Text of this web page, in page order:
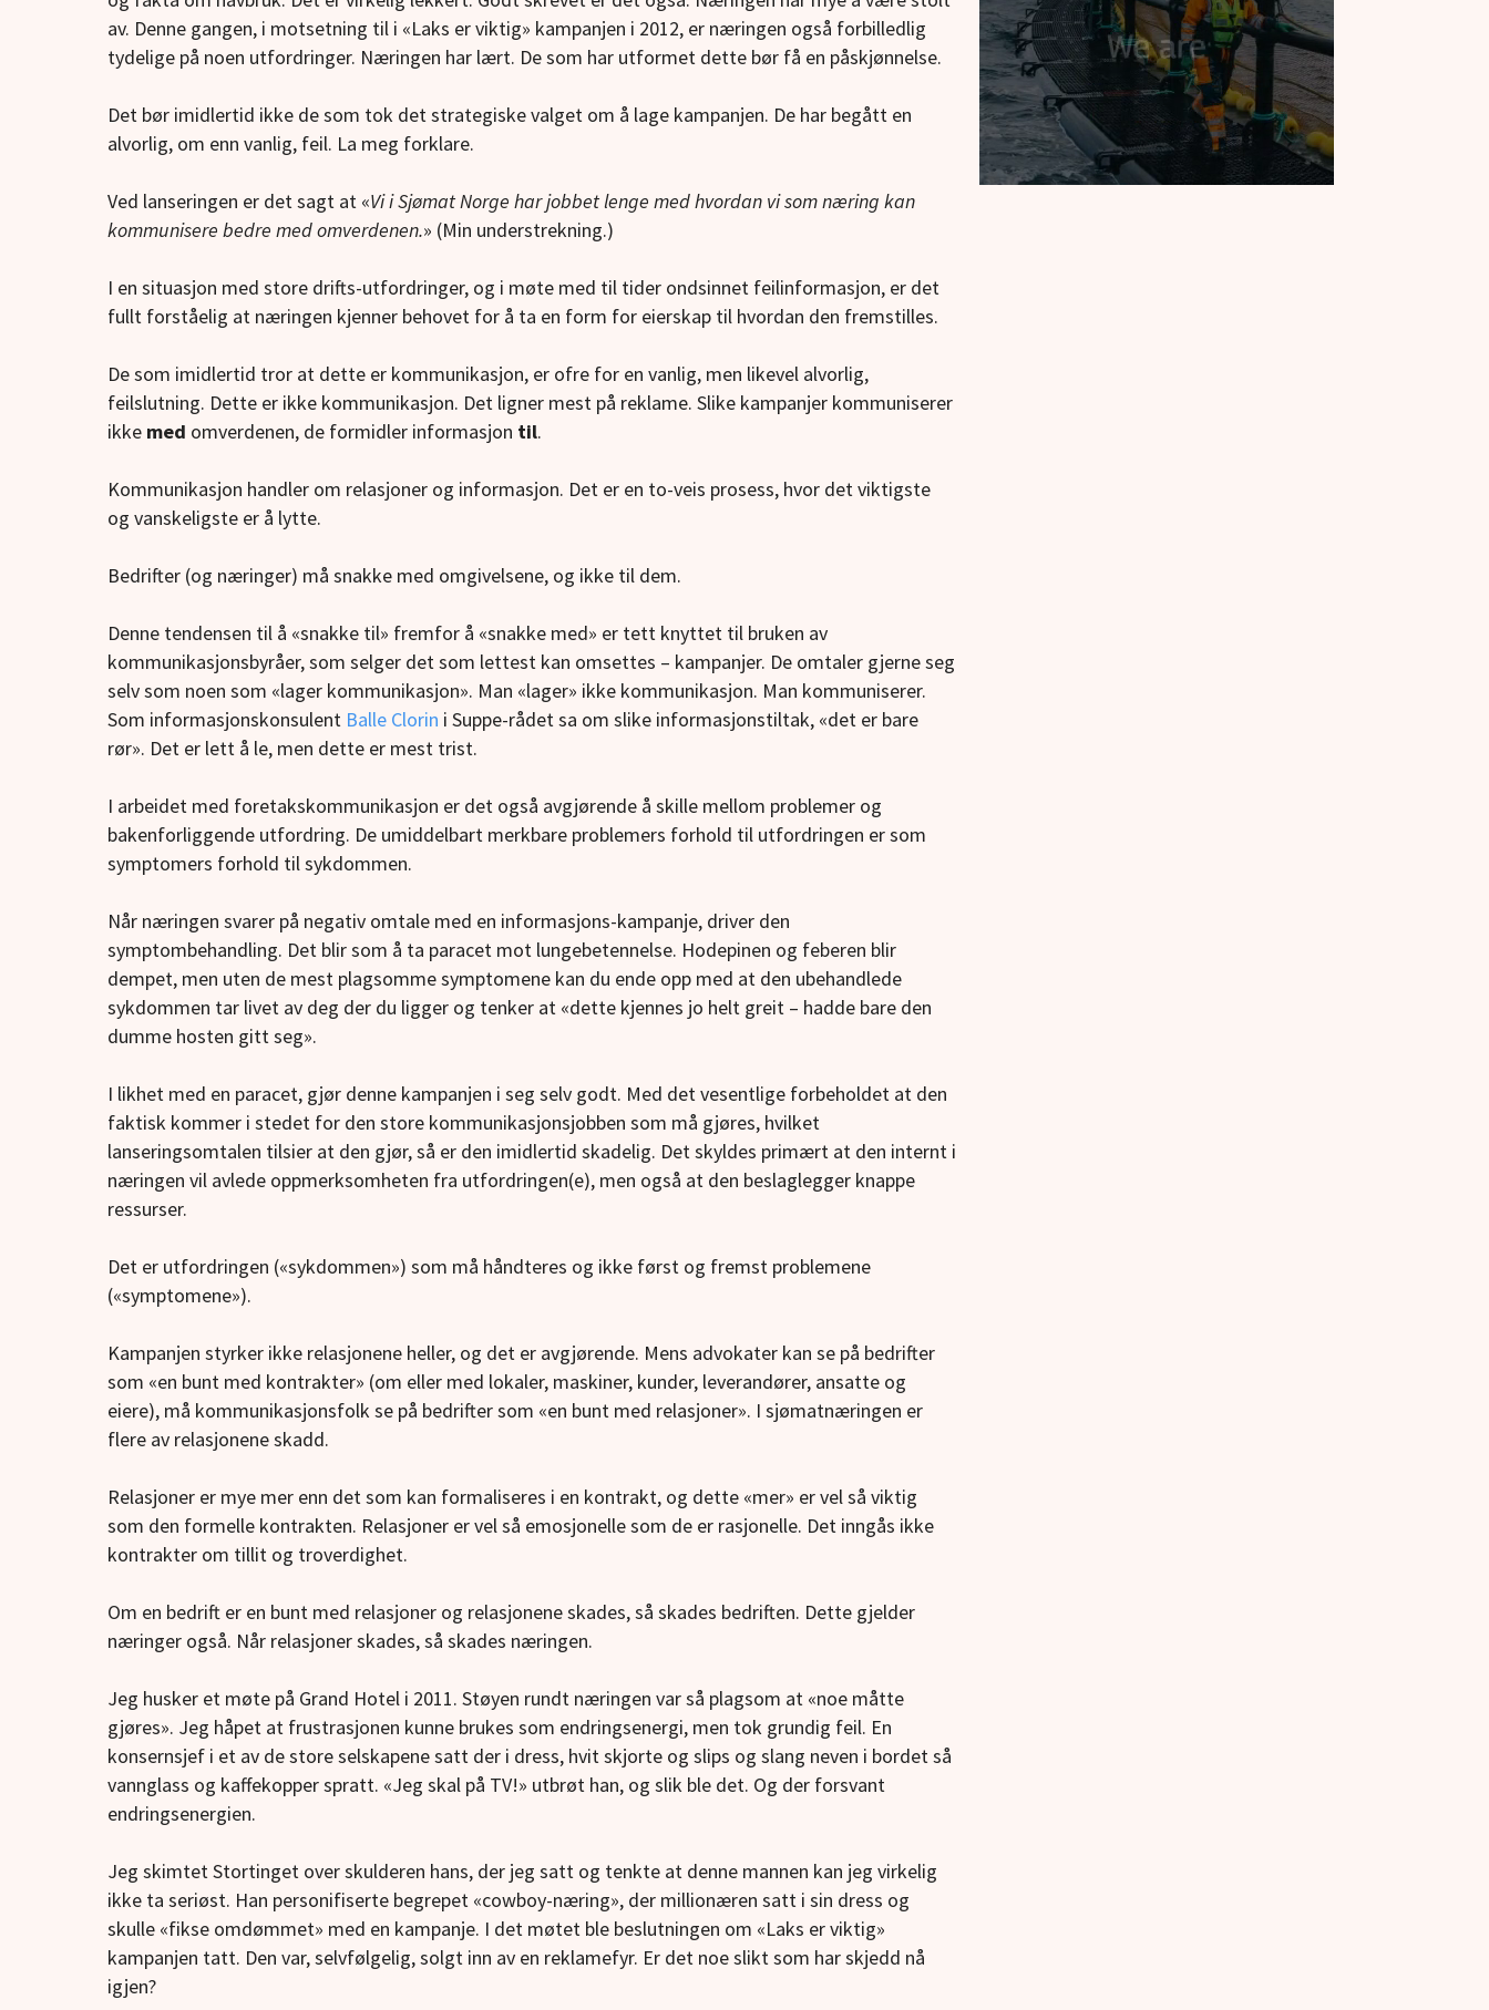
av. Denne gangen, i motsetning til i «Laks er viktig» kampanjen i 2012, er næringen også forbilledlig
tydelige på noen utfordringer. Næringen har lært. De som har utformet dette bør få en påskjønnelse.
Det bør imidlertid ikke de som tok det strategiske valget om å lage kampanjen. De har begått en
alvorlig, om enn vanlig, feil. La meg forklare.
Ved lanseringen er det sagt at «Vi i Sjømat Norge har jobbet lenge med hvordan vi som næring kan
kommunisere bedre med omverdenen.» (Min understrekning.)
I en situasjon med store drifts-utfordringer, og i møte med til tider ondsinnet feilinformasjon, er det
fullt forståelig at næringen kjenner behovet for å ta en form for eierskap til hvordan den fremstilles.
De som imidlertid tror at dette er kommunikasjon, er ofre for en vanlig, men likevel alvorlig,
feilslutning. Dette er ikke kommunikasjon. Det ligner mest på reklame. Slike kampanjer kommuniserer
ikke med omverdenen, de formidler informasjon til.
Kommunikasjon handler om relasjoner og informasjon. Det er en to-veis prosess, hvor det viktigste
og vanskeligste er å lytte.
Bedrifter (og næringer) må snakke med omgivelsene, og ikke til dem.
Denne tendensen til å «snakke til» fremfor å «snakke med» er tett knyttet til bruken av
kommunikasjonsbyråer, som selger det som lettest kan omsettes – kampanjer. De omtaler gjerne seg
selv som noen som «lager kommunikasjon». Man «lager» ikke kommunikasjon. Man kommuniserer.
Som informasjonskonsulent Balle Clorin i Suppe-rådet sa om slike informasjonstiltak, «det er bare
rør». Det er lett å le, men dette er mest trist.
I arbeidet med foretakskommunikasjon er det også avgjørende å skille mellom problemer og
bakenforliggende utfordring. De umiddelbart merkbare problemers forhold til utfordringen er som
symptomers forhold til sykdommen.
Når næringen svarer på negativ omtale med en informasjons-kampanje, driver den
symptombehandling. Det blir som å ta paracet mot lungebetennelse. Hodepinen og feberen blir
dempet, men uten de mest plagsomme symptomene kan du ende opp med at den ubehandlede
sykdommen tar livet av deg der du ligger og tenker at «dette kjennes jo helt greit – hadde bare den
dumme hosten gitt seg».
I likhet med en paracet, gjør denne kampanjen i seg selv godt. Med det vesentlige forbeholdet at den
faktisk kommer i stedet for den store kommunikasjonsjobben som må gjøres, hvilket
lanseringsomtalen tilsier at den gjør, så er den imidlertid skadelig. Det skyldes primært at den internt i
næringen vil avlede oppmerksomheten fra utfordringen(e), men også at den beslaglegger knappe
ressurser.
Det er utfordringen («sykdommen») som må håndteres og ikke først og fremst problemene
(«symptomene»).
Kampanjen styrker ikke relasjonene heller, og det er avgjørende. Mens advokater kan se på bedrifter
som «en bunt med kontrakter» (om eller med lokaler, maskiner, kunder, leverandører, ansatte og
eiere), må kommunikasjonsfolk se på bedrifter som «en bunt med relasjoner». I sjømatnæringen er
flere av relasjonene skadd.
Relasjoner er mye mer enn det som kan formaliseres i en kontrakt, og dette «mer» er vel så viktig
som den formelle kontrakten. Relasjoner er vel så emosjonelle som de er rasjonelle. Det inngås ikke
kontrakter om tillit og troverdighet.
Om en bedrift er en bunt med relasjoner og relasjonene skades, så skades bedriften. Dette gjelder
næringer også. Når relasjoner skades, så skades næringen.
Jeg husker et møte på Grand Hotel i 2011. Støyen rundt næringen var så plagsom at «noe måtte
gjøres». Jeg håpet at frustrasjonen kunne brukes som endringsenergi, men tok grundig feil. En
konsernsjef i et av de store selskapene satt der i dress, hvit skjorte og slips og slang neven i bordet så
vannglass og kaffekopper spratt. «Jeg skal på TV!» utbrøt han, og slik ble det. Og der forsvant
endringsenergien.
Jeg skimtet Stortinget over skulderen hans, der jeg satt og tenkte at denne mannen kan jeg virkelig
ikke ta seriøst. Han personifiserte begrepet «cowboy-næring», der millionæren satt i sin dress og
skulle «fikse omdømmet» med en kampanje. I det møtet ble beslutningen om «Laks er viktig»
kampanjen tatt. Den var, selvfølgelig, solgt inn av en reklamefyr. Er det noe slikt som har skjedd nå
igjen?